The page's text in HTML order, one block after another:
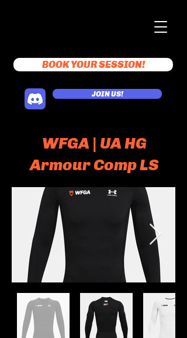
BOOK YOUR SESSION!
JOIN US!
WFGA | UA HG
Armour Comp LS